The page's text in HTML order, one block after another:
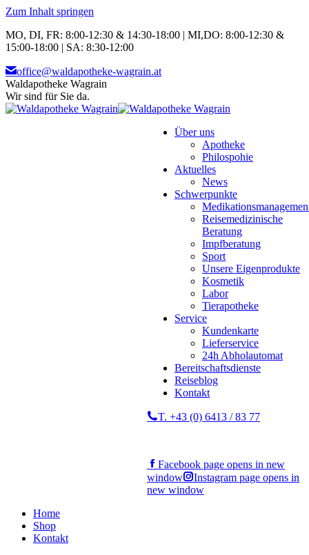
Zum Inhalt springen
MO, DI, FR: 8:00-12:30 & 14:30-18:00 | MI,DO: 8:00-12:30 &
15:00-18:00 | SA: 8:30-12:00
office@waldapotheke-wagrain.at
Waldapotheke Wagrain
Wir sind für Sie da.
Über uns
Apotheke
Philospohie
Aktuelles
News
Schwerpunkte
Reisemedizinische
Beratung
Impfberatung
Sport
Unsere Eigenprodukte
Kosmetik
Labor
Tierapotheke
Service
Kundenkarte
Lieferservice
24h Abholautomat
Bereitschaftsdienste
Reiseblog
Kontakt
T. +43 (0) 6413 / 83 77
Facebook page opens in new
window
Instagram page opens in
new window
Home
Shop
Kontakt